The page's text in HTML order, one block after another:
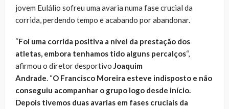
jovem Eulálio sofreu uma avaria numa fase crucial da
corrida, perdendo tempo e acabando por abandonar.
“Foi uma corrida positiva a nível da prestação dos
atletas, embora tenhamos tido alguns percalços“,
afirmou o diretor desportivo Joaquim
Andrade. “O Francisco Moreira esteve indisposto e não
conseguiu acompanhar o grupo logo desde início.
Depois tivemos duas avarias em fases cruciais da